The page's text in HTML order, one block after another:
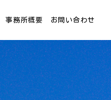
事務所概要 お問い合わせ